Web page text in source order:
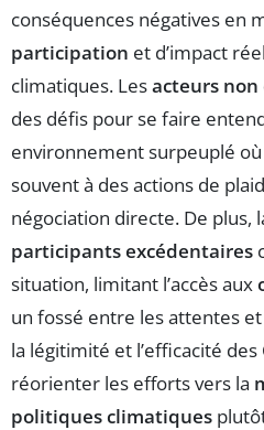
conséquences négatives en
participation et d’impact
climatiques. Lesacteurs
des défis pour se faire
environnement surpeuplé
souvent à des actions de
négociation directe. De plus,
participants excédentaires
situation, limitant l’accès aux
un fossé entre les attentes
la légitimité et l’efficacité des
réorienter les efforts vers la
politiques climatiques